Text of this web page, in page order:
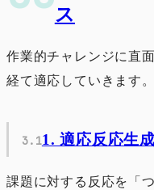
ス
作業的チャレンジに直
経て適応していきます。
1. 適応反応生
課題に対する反応を「